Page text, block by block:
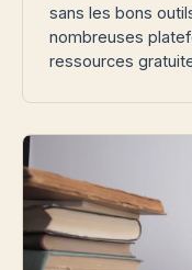
sans les bons
nombreuses
ressources